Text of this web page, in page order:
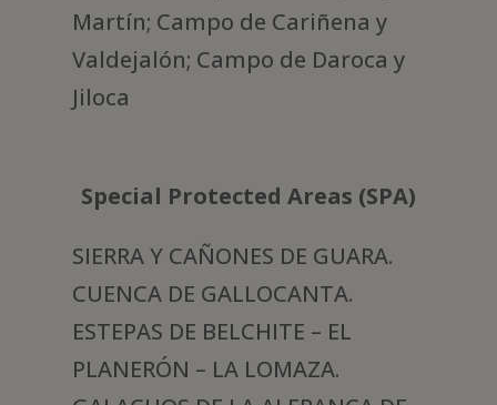
Martín; Campo de Cariñena y
Valdejalón; Campo de Daroca y
Jiloca
Special Protected Areas (SPA)
SIERRA Y CAÑONES DE GUARA.
CUENCA DE GALLOCANTA.
ESTEPAS DE BELCHITE – EL
PLANERÓN – LA LOMAZA.